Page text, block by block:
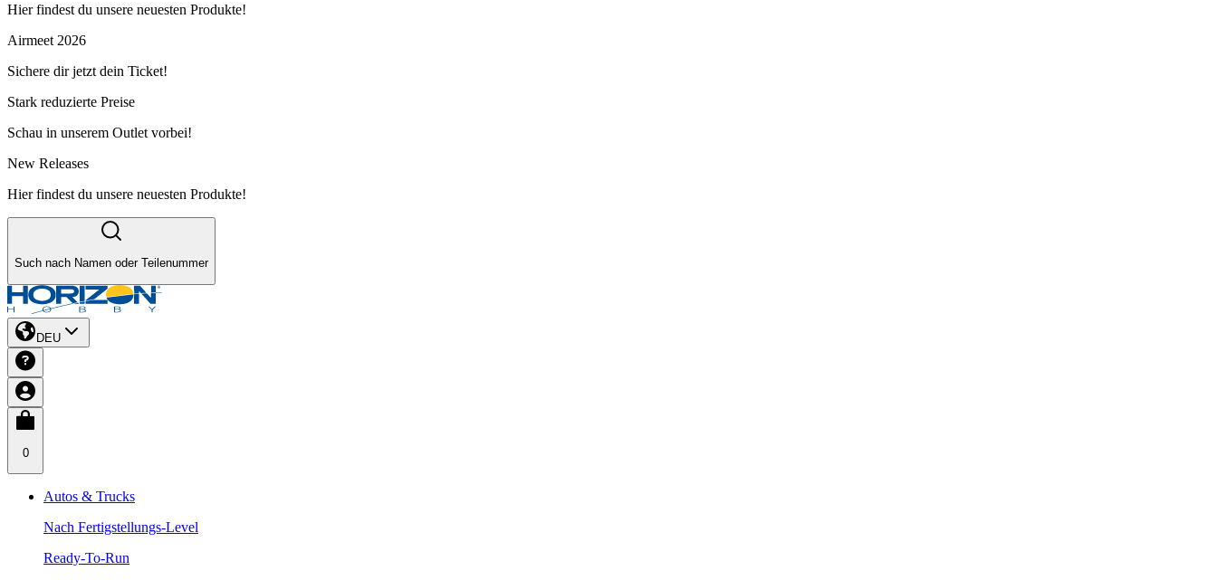
Hier findest du unsere neuesten Produkte!
Airmeet 2026
Sichere dir jetzt dein Ticket!
Stark reduzierte Preise
Schau in unserem Outlet vorbei!
New Releases
Hier findest du unsere neuesten Produkte!
Such nach Namen oder Teilenummer
DEU
0
Autos & Trucks
Nach Fertigstellungs-Level
Ready-To-Run